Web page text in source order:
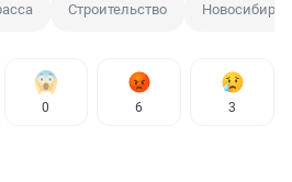
Строительство
0 6 3